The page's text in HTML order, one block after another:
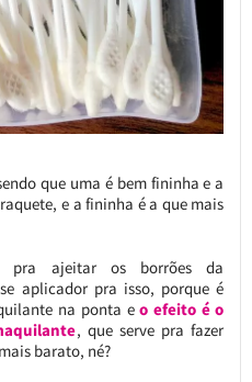
que uma é bem fininha e a
e a fininha é a que mais
pra ajeitar os borrões da
aplicador pra isso, porque é
na ponta eo efeito é o
, que serve pra fazer
barato, né?